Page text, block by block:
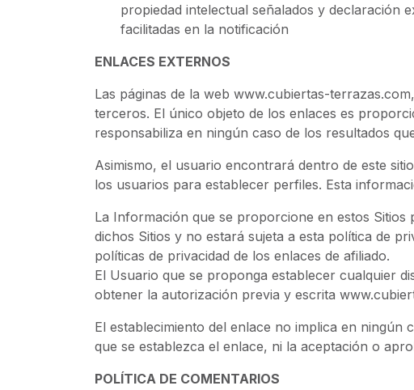
propiedad intelectual señalados y declaración
facilitadas en la notificación
ENLACES EXTERNOS
Las páginas de la web www.cubiertas-
terceros. El único objeto de los enlaces es
responsabiliza en ningún caso de los resultados
Asimismo, el usuario encontrará dentro de este
los usuarios para establecer perfiles. Esta
La Información que se proporcione en estos Sitios
dichos Sitios y no estará sujeta a esta política de
políticas de privacidad de los enlaces de afiliado.
El Usuario que se proponga establecer cualquier
obtener la autorización previa y escrita
El establecimiento del enlace no implica en
que se establezca el enlace, ni la aceptación o
POLÍTICA DE COMENTARIOS